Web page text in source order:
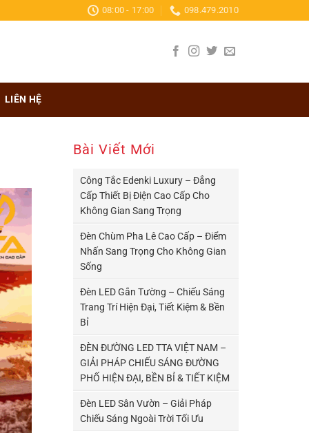
08:00 - 17:00 098.479.2010
LIÊN HỆ
Bài Viết Mới
Công Tắc Edenki Luxury – Đẳng
Cấp Thiết Bị Điện Cao Cấp Cho
Không Gian Sang Trọng
Đèn Chùm Pha Lê Cao Cấp – Điểm
Nhấn Sang Trọng Cho Không Gian
Sống
Đèn LED Gắn Tường – Chiếu Sáng
Trang Trí Hiện Đại, Tiết Kiệm & Bền
Bỉ
ĐÈN ĐƯỜNG LED TTA VIỆT NAM –
GIẢI PHÁP CHIẾU SÁNG ĐƯỜNG
PHỐ HIỆN ĐẠI, BỀN BỈ & TIẾT KIỆM
Đèn LED Sân Vườn – Giải Pháp
Chiếu Sáng Ngoài Trời Tối Ưu